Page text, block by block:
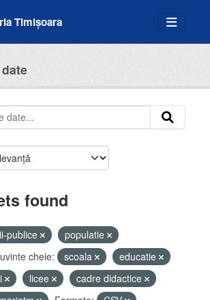
Timișoara
found
publice
populatie
cheie: scoala
educatie
licee
cadre didactice